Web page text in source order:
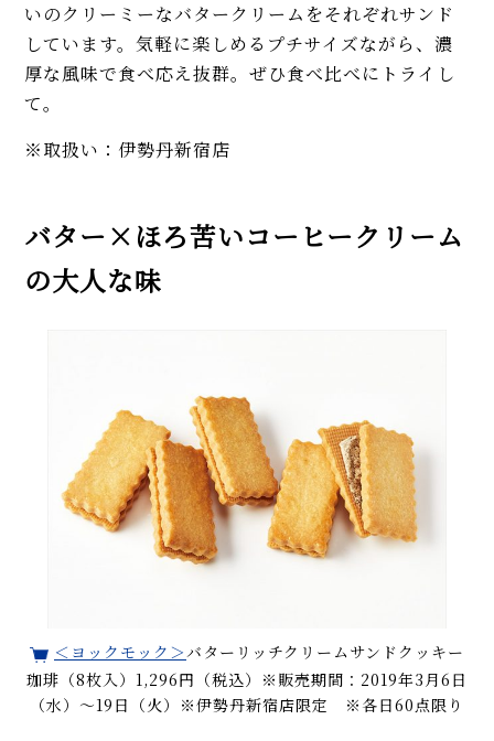
いのクリーミーなバタークリームをそれぞれサンド
しています。気軽に楽しめるプチサイズながら、濃
厚な風味で食べ応え抜群。ぜひ食べ比べにトライし
て。
※取扱い：伊勢丹新宿店
バター×ほろ苦いコーヒークリーム
の大人な味
＜ヨックモック＞バターリッチクリームサンドクッキー
珈琲（8枚入）1,296円（税込）※販売期間：2019年3月6日
（水）〜19日（火）※伊勢丹新宿店限定 ※各日60点限り